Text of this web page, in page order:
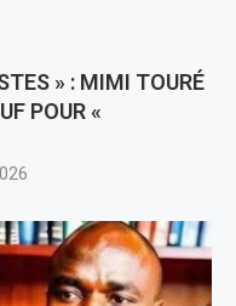
» : MIMI TOURÉ
POUR «